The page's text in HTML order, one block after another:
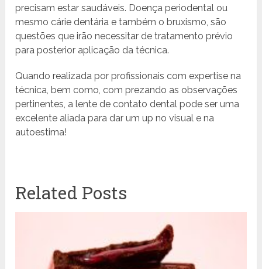
precisam estar saudáveis. Doença periodental ou
mesmo cárie dentária e também o bruxismo, são
questões que irão necessitar de tratamento prévio
para posterior aplicação da técnica.
Quando realizada por profissionais com expertise na
técnica, bem como, com prezando as observações
pertinentes, a lente de contato dental pode ser uma
excelente aliada para dar um up no visual e na
autoestima!
Related Posts